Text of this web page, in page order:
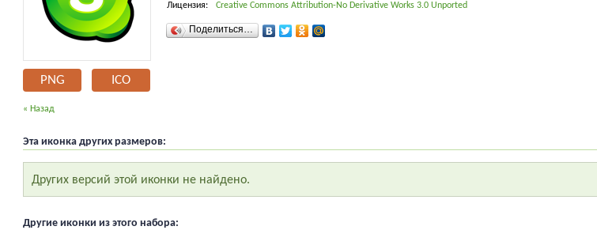
PNG ICO
Лицензия: Creative Commons Attribution-No Derivative Works 3.0 Unported
Поделиться…
« Назад
Эта иконка других размеров:
Других версий этой иконки не найдено.
Другие иконки из этого набора: